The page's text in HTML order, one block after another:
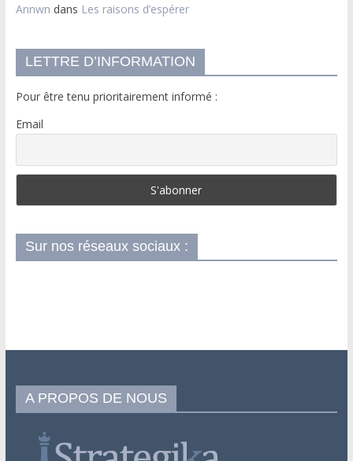
Annwn dans Les raisons d’espérer
LETTRE D’INFORMATION
Pour être tenu prioritairement informé :
Email
Sur nos réseaux sociaux :
A PROPOS DE NOUS